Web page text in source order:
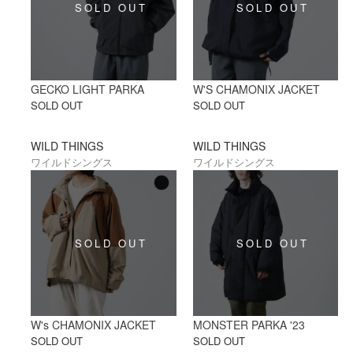
GECKO LIGHT PARKA
SOLD OUT
W'S CHAMONIX JACKET
SOLD OUT
WILD THINGS
ワイルドシングス
W's CHAMONIX JACKET
SOLD OUT
WILD THINGS
ワイルドシングス
MONSTER PARKA '23
SOLD OUT